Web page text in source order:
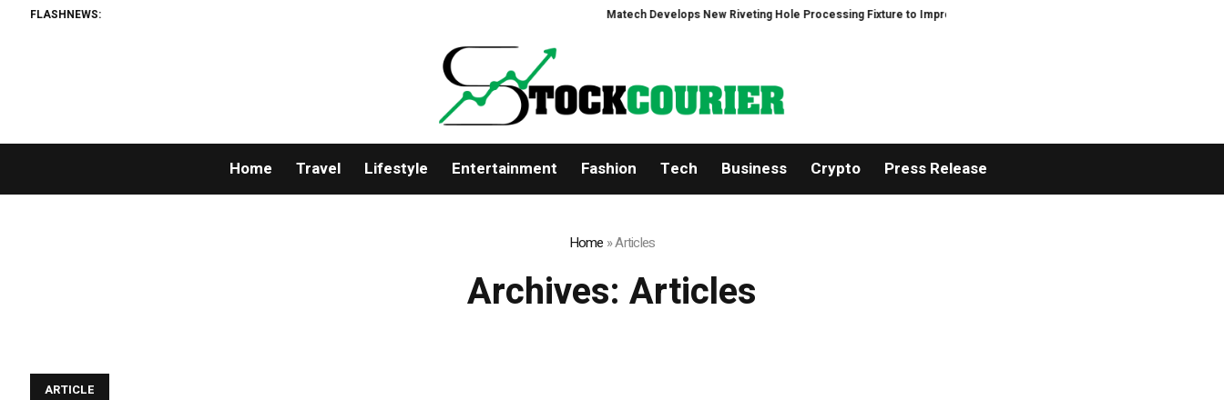
FLASHNEWS: Matech Develops New Riveting Hole Processing Fixture to Improve Precision and Efficiency in Elastic Component
Home Travel Lifestyle Entertainment Fashion Tech Business Crypto Press Release
Home »Articles
Archives: Articles
ARTICLE